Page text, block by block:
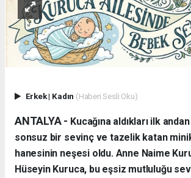
Erkek| Kadın (Haberi Sesli Oku)
ANTALYA - ​ Kucağına aldıkları ilk
sonsuz bir sevinç ve tazelik katan
hanesinin neşesi oldu. Anne Naime
Hüseyin Kuruca, bu eşsiz mutluluğu